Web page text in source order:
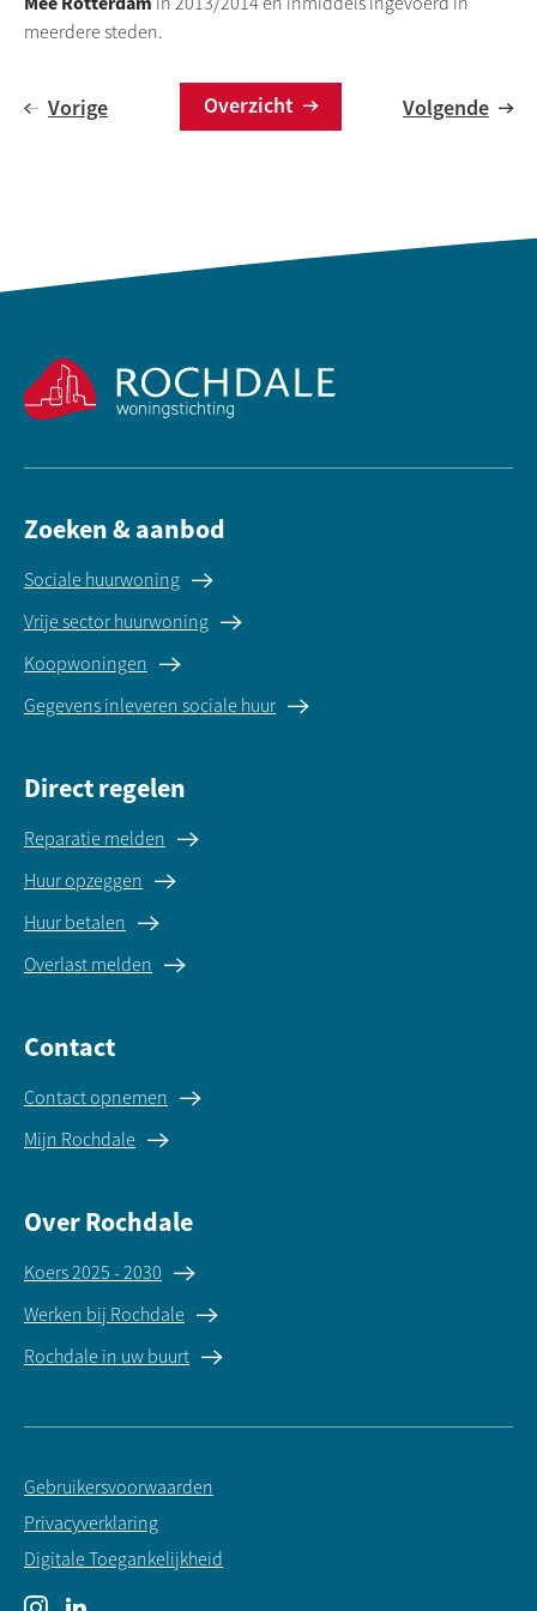
meerdere steden.
Volgende
Overzicht
Vorige
Zoeken & aanbod
Sociale huurwoning
Vrije sector huurwoning
Koopwoningen
Gegevens inleveren sociale huur
Direct regelen
Reparatie melden
Huur opzeggen
Huur betalen
Overlast melden
Contact
Contact opnemen
Mijn Rochdale
Over Rochdale
Koers 2025 - 2030
Werken bij Rochdale
Rochdale in uw buurt
Gebruikersvoorwaarden
Privacyverklaring
Digitale Toegankelijkheid